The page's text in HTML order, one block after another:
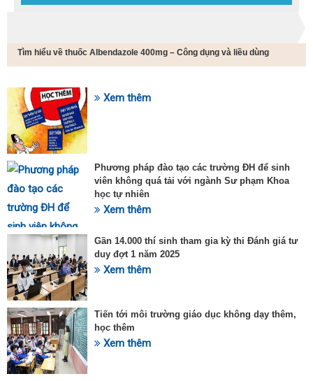
Tìm hiểu về thuốc Albendazole 400mg – Công dụng và liều dùng
SỰ KIỆN HOT Xem thêm
Phương pháp đào tạo các trường ĐH để sinh
viên không quá tải với ngành Sư phạm Khoa
học tự nhiên
Xem thêm
Gần 14.000 thí sinh tham gia kỳ thi Đánh giá tư
duy đợt 1 năm 2025
Xem thêm
Tiến tới môi trường giáo dục không dạy thêm,
học thêm
Xem thêm